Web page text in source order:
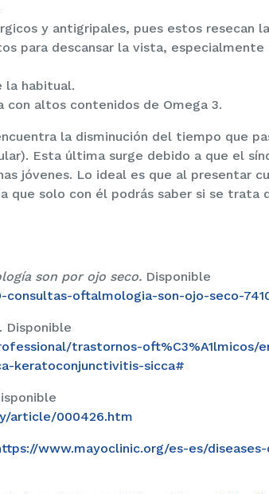
y antigripales, pues estos resecan
para descansar la vista, especialmente
la habitual.
con altos contenidos de Omega 3.
la disminución del tiempo que
Esta última surge debido a que el
jóvenes. Lo ideal es que al presentar
que solo con él podrás saber si se trata
son por ojo seco. Disponible
oftalmologia-son-ojo-seco-
Disponible
trastornos-oft%C3%A1lmicos/
keratoconjunctivitis-sicca#
article/000426.htm
www.mayoclinic.org/es-es/